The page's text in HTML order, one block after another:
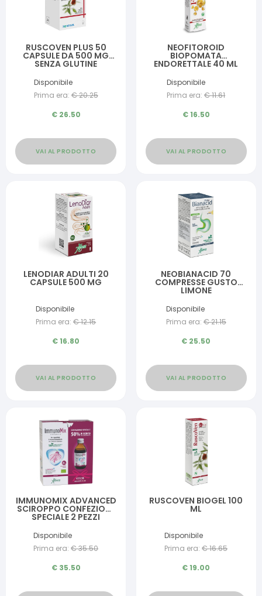
RUSCOVEN PLUS 50
CAPSULE DA 500 MG
SENZA GLUTINE
Disponibile
Prima era: €20.25
€ 26.50
VAI AL PRODOTTO
NEOFITOROID
BIOPOMATA
ENDORETTALE 40 ML
Disponibile
Prima era: €11.61
€16.50
VAI AL PRODOTTO
LENODIAR ADULTI 20
CAPSULE 500 MG
Disponibile
Prima era: €12.15
€16.80
VAI AL PRODOTTO
NEOBIANACID 70
COMPRESSE GUSTO
LIMONE
Disponibile
Prima era: €21.15
€ 25.50
VAI AL PRODOTTO
IMMUNOMIX ADVANCED
SCIROPPO CONFEZIONE
SPECIALE 2 PEZZI
Disponibile
Prima era: €35.50
€ 35.50
RUSCOVEN BIOGEL 100
ML
Disponibile
Prima era: €16.65
€19.00